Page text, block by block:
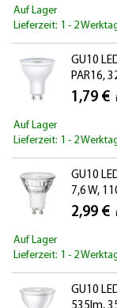
Auf Lager
Lieferzeit: 1 - 2
GU10
PAR16,
1,79 €
Auf Lager
Lieferzeit: 1 - 2
GU10
7,6 W,
2,99 €
Auf Lager
Lieferzeit: 1 - 2
GU10